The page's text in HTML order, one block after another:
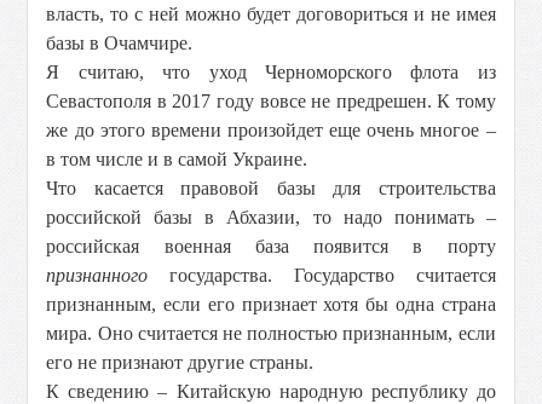
власть, то с ней можно будет договориться и не имея
базы в Очамчире.
Я считаю, что уход Черноморского флота из
Севастополя в 2017 году вовсе не предрешен. К тому
же до этого времени произойдет еще очень многое –
в том числе и в самой Украине.
Что касается правовой базы для строительства
российской базы в Абхазии, то надо понимать –
российская военная база появится в порту
признанного государства. Государство считается
признанным, если его признает хотя бы одна страна
мира. Оно считается не полностью признанным, если
его не признают другие страны.
К сведению – Китайскую народную республику до